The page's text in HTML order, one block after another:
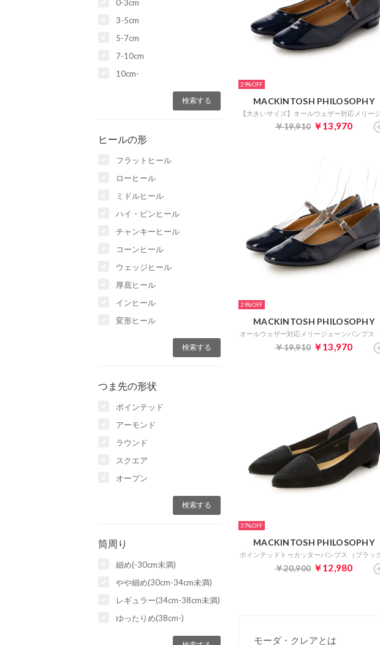
0-3cm
3-5cm
5-7cm
7-10cm
10cm-
ヒールの形
フラットヒール
ローヒール
ミドルヒール
ハイ・ピンヒール
チャンキーヒール
コーンヒール
ウェッジヒール
厚底ヒール
インヒール
変形ヒール
つま先の形状
ポインテッド
アーモンド
ラウンド
スクエア
オープン
筒周り
細め(-30cm未満)
やや細め(30cm-34cm未満)
レギュラー(34cm-38cm未満)
ゆったりめ(38cm-)
29%
MACKINTOSH PHILOSOPHY
￥19,910 ￥13,970
29%
MACKINTOSH PHILOSOPHY
￥19,910 ￥13,970
37%
MACKINTOSH PHILOSOPHY
￥20,900 ￥12,980
モーダ・クレアとは